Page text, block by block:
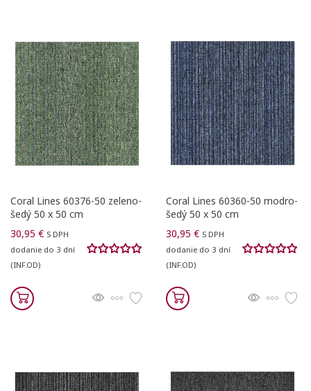
Coral Lines 60376-50 zeleno-
šedý 50 x 50 cm
30,95 € S DPH
dodanie do 3 dní
(INF.OD)
Coral Lines 60360-50 modro-
šedý 50 x 50 cm
30,95 € S DPH
dodanie do 3 dní
(INF.OD)